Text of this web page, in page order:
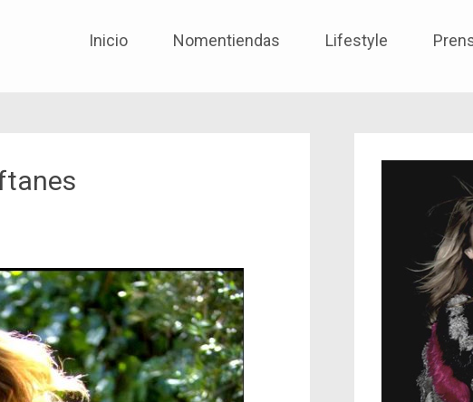
entiendas solo quiéreme
Inicio Nomentiendas Lifestyle